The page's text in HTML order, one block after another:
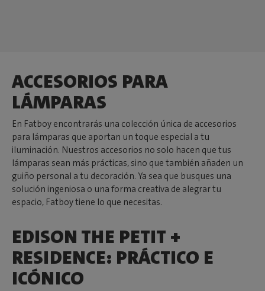
ACCESORIOS PARA
LÁMPARAS
En Fatboy encontrarás una colección única de accesorios
para lámparas que aportan un toque especial a tu
iluminación. Nuestros accesorios no solo hacen que tus
lámparas sean más prácticas, sino que también añaden un
guiño personal a tu decoración. Ya sea que busques una
solución ingeniosa o una forma creativa de alegrar tu
espacio, Fatboy tiene lo que necesitas.
EDISON THE PETIT +
RESIDENCE: PRÁCTICO E
ICÓNICO